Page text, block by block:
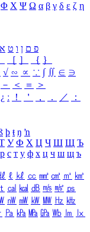
Φ Χ Ψ Ω α β γ δ ε ζ η
פ ם ן ו ט א
［ ］ ｛ ｝
√ ∽ ∝ ∵ ∫ ∬ ∈ ∋
－ ＜ ＝
＞
¿ ː ！ ＇ ， ． ／
：
þ ŧ ŋ ŉ
У Ф Х Ц Ч Ш Щ Ъ
р с т у ф х ц ч ш щ ъ
ℓ ㎘ ㏄ ㎣ ㎤ ㎥ ㎦
㎈ ㎉ ㏈ ㎧ ㎨ ㎰
㎻ ㎽ ㎾ ㎿ ㎐ ㎑
㎩ ㎪ ㎫ ㎬ ㏝ ㏐
㏓